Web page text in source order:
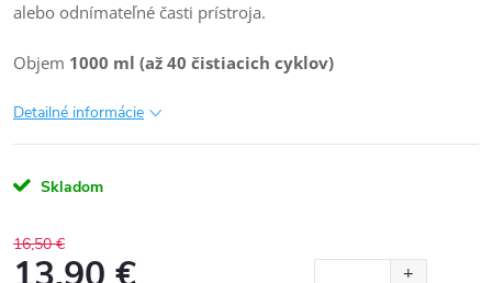
alebo odnímateľné časti prístroja.
Objem 1000 ml (až 40 čistiacich cyklov)
Detailné informácie
Skladom
16,50 €